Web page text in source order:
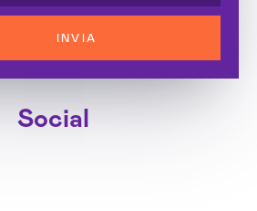
INVIA
Social